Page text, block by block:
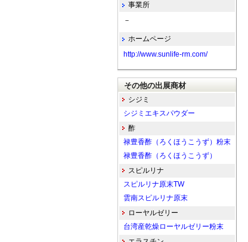
事業所
－
ホームページ
http://www.sunlife-rm.com/
その他の出展商材
シジミ
シジミエキスパウダー
酢
禄豊香酢（ろくほうこうず）粉末
禄豊香酢（ろくほうこうず）
スピルリナ
スピルリナ原末TW
雲南スピルリナ原末
ローヤルゼリー
台湾産乾燥ローヤルゼリー粉末